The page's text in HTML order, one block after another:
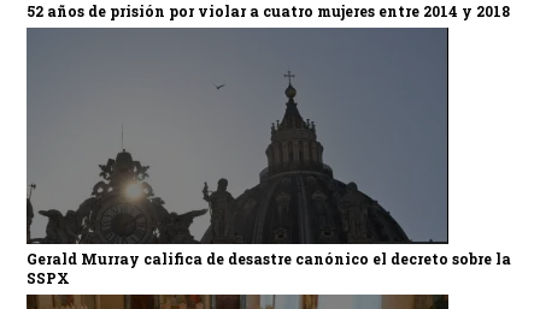
52 años de prisión por violar a cuatro mujeres entre 2014 y 2018
Gerald Murray califica de desastre canónico el decreto sobre la
SSPX